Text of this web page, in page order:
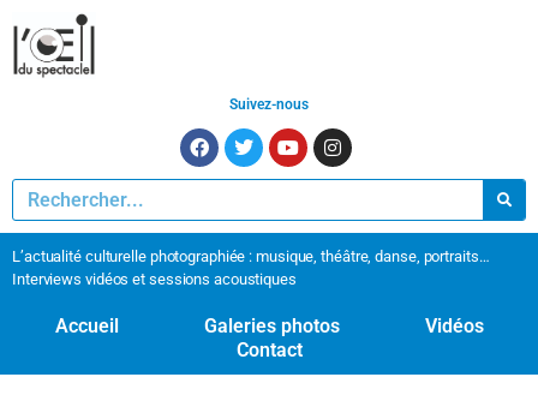
Suivez-nous
L’actualité culturelle photographiée : musique, théâtre, danse, portraits…
Interviews vidéos et sessions acoustiques
Accueil Galeries photos
Vidéos
Contact